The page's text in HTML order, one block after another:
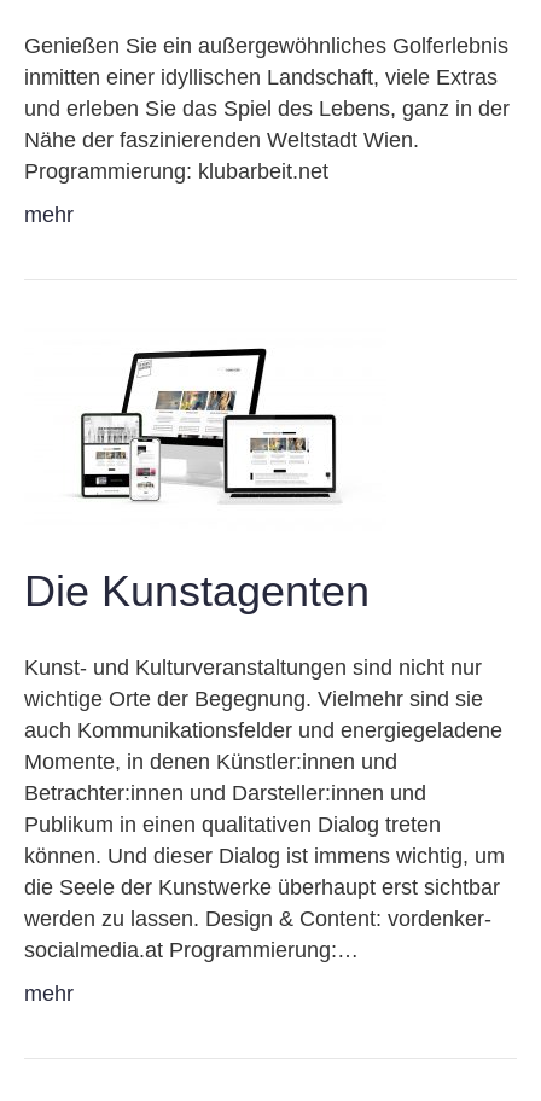
Genießen Sie ein außergewöhnliches Golferlebnis
inmitten einer idyllischen Landschaft, viele Extras
und erleben Sie das Spiel des Lebens, ganz in der
Nähe der faszinierenden Weltstadt Wien.
Programmierung: klubarbeit.net
mehr
Die Kunstagenten
Kunst- und Kulturveranstaltungen sind nicht nur
wichtige Orte der Begegnung. Vielmehr sind sie
auch Kommunikationsfelder und energiegeladene
Momente, in denen Künstler:innen und
Betrachter:innen und Darsteller:innen und
Publikum in einen qualitativen Dialog treten
können. Und dieser Dialog ist immens wichtig, um
die Seele der Kunstwerke überhaupt erst sichtbar
werden zu lassen. Design & Content: vordenker-
socialmedia.at Programmierung:…
mehr